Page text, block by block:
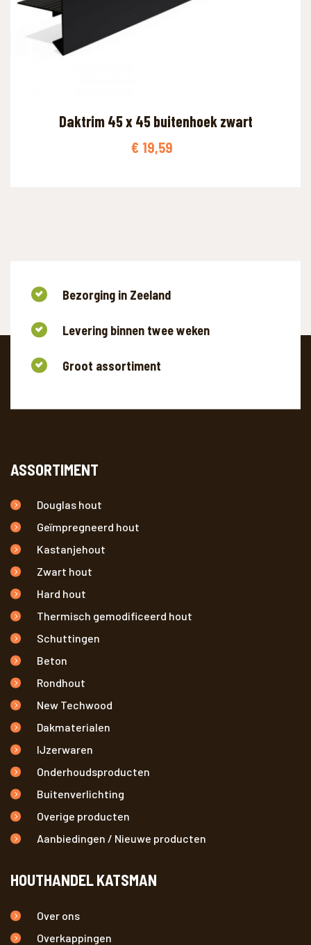
WAAR BEN JE NAAR OP ZOEK?
Daktrim 45 x 45 buitenhoek zwart
€ 19,59
Bezorging in Zeeland
Levering binnen twee weken
Groot assortiment
ASSORTIMENT
Douglas hout
Geïmpregneerd hout
Kastanjehout
Zwart hout
Hard hout
Thermisch gemodificeerd hout
Schuttingen
Beton
Rondhout
New Techwood
Dakmaterialen
IJzerwaren
Onderhoudsproducten
Buitenverlichting
Overige producten
Aanbiedingen / Nieuwe producten
HOUTHANDEL KATSMAN
Over ons
Overkappingen